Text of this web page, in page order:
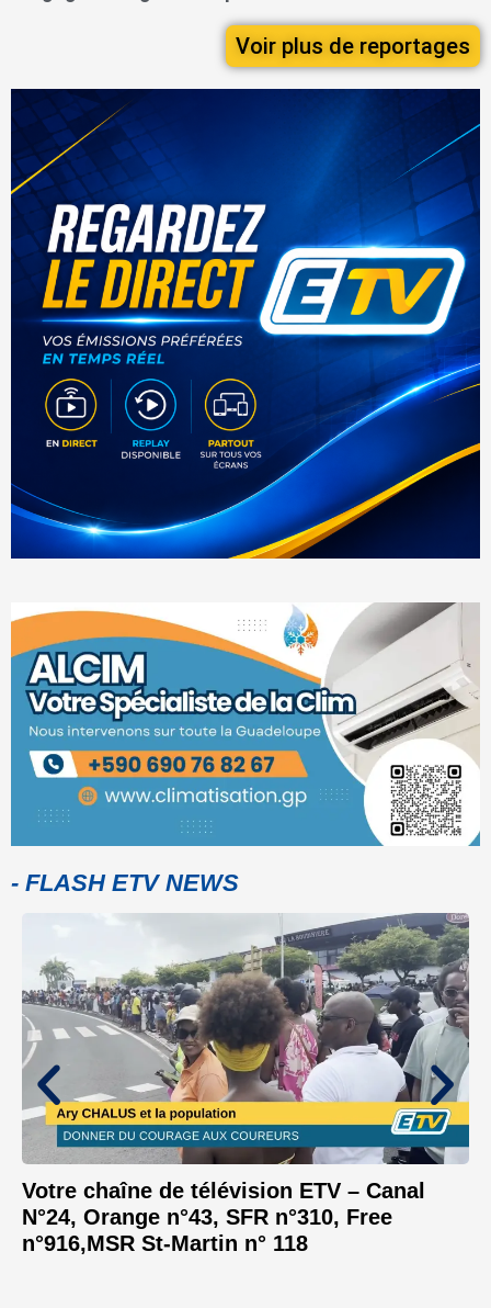
Voir plus de reportages
- FLASH ETV NEWS
Votre chaîne de télévision ETV – Canal
N°24, Orange n°43, SFR n°310, Free
n°916,MSR St-Martin n° 118